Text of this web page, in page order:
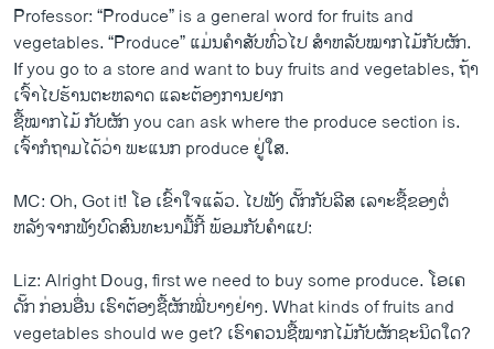
Professor: “Produce” is a general word for fruits and
vegetables. “Produce” ​ແມ່ນ​ຄຳ​ສັບ​ທົ່ວ​ໄປ ສຳ​ຫລັບ​ໝາກ​ໄມ້​ກັບ​ຜັກ​.
If you go to a store and want to buy fruits and vegetables, ຖ້າ​
ເຈົ້າ​ໄປ​ຮ້ານ​ຕະຫລາດ ​ແລະ​ຕ້ອງການ​ຢາກ​
ຊື້​ໝາກ​ໄມ້ ກັບ​ຜັກ you can ask where the produce section is. ​
ເຈົ້າ​ກໍ​ຖາມ​ໄດ້​ວ່າ ພະ​ແນ​ກ produce ຢູ່​ໃສ.
MC: Oh, Got it! ​ໂອ ​ເຂົ້າ​ໃຈ​ແລ້ວ. ​ໄປ​ຟັງ ດັ໊ກກັບ​ລີ​ສ ເລາະ​ຊື້​ຂອງ​ຕໍ່
ຫລັງ​ຈາກຟັງ​ບົດ​ສົນທະນາ​ມື້​ກີ້ ພ້ອມກັບຄຳ​ແປ:
Liz: Alright Doug, first we need to buy some produce. ​ໂອ​ເຄ
ດັ໊ກ ກ່ອນ​ອື່ນ ​ເຮົາ​ຕ້ອງ​ຊື້​ຜັກ​ໝີ່​ບາງ​ຢ່າງ. What kinds of fruits and
vegetables should we get? ​ເຮົາ​ຄວນ​ຊື້​ໝາກ​ໄມ້​ກັບ​ຜັກ​ຊະນິດ​ໃດ?